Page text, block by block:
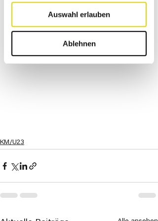
Auswahl erlauben
Ablehnen
KM/U23